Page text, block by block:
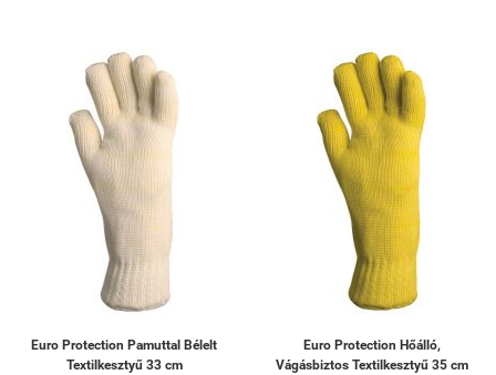
Euro Protection Pamuttal Bélelt
Textilkesztyű 33 cm
Euro Protection Hőálló,
Vágásbiztos Textilkesztyű 35 cm